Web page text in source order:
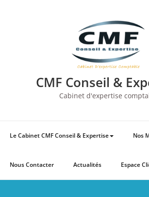
CMF Conseil &
Cabinet d'expertise
Le Cabinet CMF Conseil & Expertise Nos
Nous Contacter Actualités Espace